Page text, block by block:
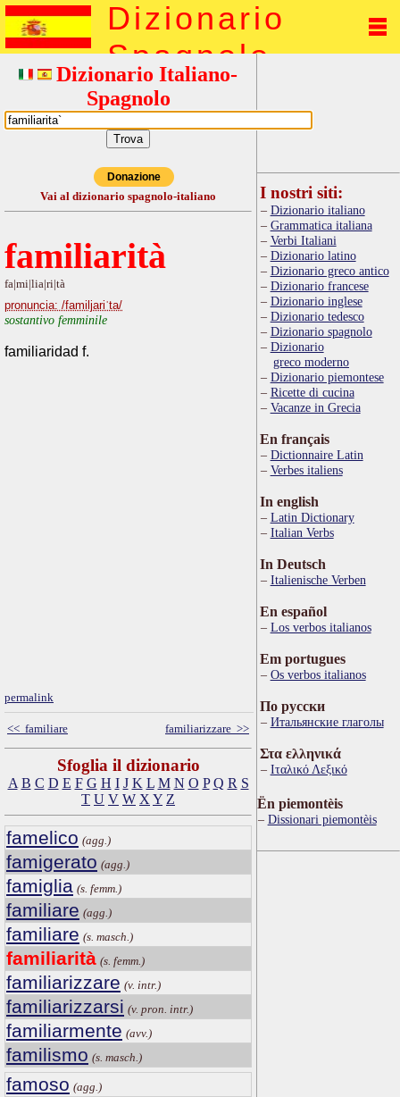
Dizionario
Spagnolo
Dizionario Italiano-
Spagnolo
Donazione
Vai al dizionario spagnolo-italiano
familiarità
fa|mi|lia|ri|tà
pronuncia: /familjariˈta/
sostantivo femminile
familiaridad f.
permalink
<< familiare familiarizzare >>
Sfoglia il dizionario
A B C D E F G H I J K L M N O P Q R S
T U V W X Y Z
famelico (agg.)
famigerato (agg.)
famiglia (s. femm.)
familiare (agg.)
familiare (s. masch.)
familiarità (s. femm.)
familiarizzare (v. intr.)
familiarizzarsi (v. pron. intr.)
familiarmente (avv.)
familismo (s. masch.)
famoso (agg.)
I nostri siti:
Dizionario italiano
Grammatica italiana
Verbi Italiani
Dizionario latino
Dizionario greco antico
Dizionario francese
Dizionario inglese
Dizionario tedesco
Dizionario spagnolo
Dizionario
greco moderno
Dizionario piemontese
Ricette di cucina
Vacanze in Grecia
En français
Dictionnaire Latin
Verbes italiens
In english
Latin Dictionary
Italian Verbs
In Deutsch
Italienische Verben
En español
Los verbos italianos
Em portugues
Os verbos italianos
По русски
Итальянские глаголы
Στα ελληνικά
Ιταλικό Λεξικό
Ën piemontèis
Dissionari piemontèis